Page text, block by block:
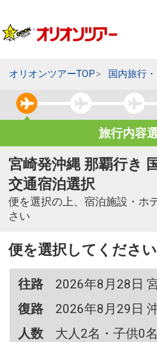
オリオンツアーTOP 国内旅行
旅行内容
宮崎発沖縄 那覇行き
交通宿泊選択
便を選択の上、宿泊施設・ホ
さい
便を選択してください
往路
2026年8月28日
復路
2026年8月29日
人数
大人2名・子供0名